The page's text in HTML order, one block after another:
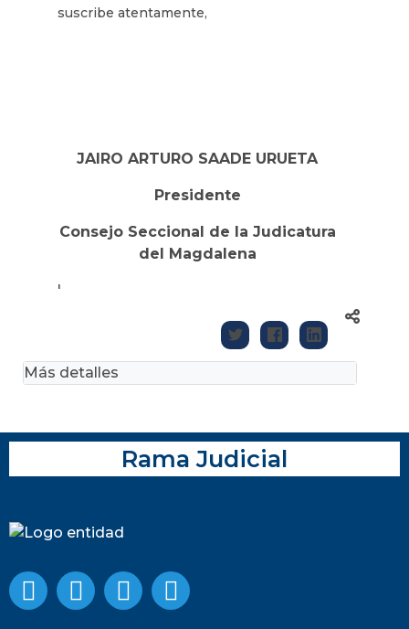
suscribe atentamente,
JAIRO ARTURO SAADE URUETA
Presidente
Consejo Seccional de la Judicatura
del Magdalena
'
Más detalles
Rama Judicial